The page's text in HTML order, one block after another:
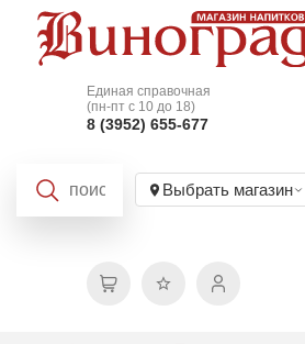
Единая справочная
(пн-пт с 10 до 18)
8 (3952) 655-677
Выбрать магазин